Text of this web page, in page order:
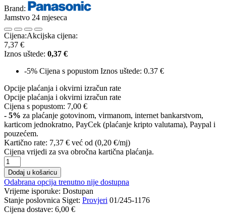
Brand:
Jamstvo 24 mjeseca
Cijena:Akcijska cijena:
7,37 €
Iznos uštede: 0,37 €
-5% Cijena s popustom Iznos uštede: 0.37 €
Opcije plaćanja i okvirni izračun rate
Opcije plaćanja i okvirni izračun rate
Cijena s popustom: 7,00 €
- 5% za plaćanje gotovinom, virmanom, internet bankarstvom,
karticom jednokratno, PayCek (plaćanje kripto valutama), Paypal i
pouzećem.
Kartično rate: 7,37 € već od (0,20 €/mj)
Cijena vrijedi za sva obročna kartična plaćanja.
Dodaj u košaricu
Odabrana opcija trenutno nije dostupna
Vrijeme isporuke: Dostupan
Stanje poslovnica Siget: Provjeri 01/245-1176
Cijena dostave: 6,00 €